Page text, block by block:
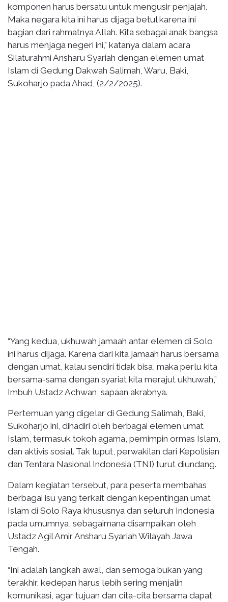
komponen harus bersatu untuk mengusir penjajah.
Maka negara kita ini harus dijaga betul karena ini
bagian dari rahmatnya Allah. Kita sebagai anak bangsa
harus menjaga negeri ini,” katanya dalam acara
Silaturahmi Ansharu Syariah dengan elemen umat
Islam di Gedung Dakwah Salimah, Waru, Baki,
Sukoharjo pada Ahad, (2/2/2025).
“Yang kedua, ukhuwah jamaah antar elemen di Solo
ini harus dijaga. Karena dari kita jamaah harus bersama
dengan umat, kalau sendiri tidak bisa, maka perlu kita
bersama-sama dengan syariat kita merajut ukhuwah,”
Imbuh Ustadz Achwan, sapaan akrabnya.
Pertemuan yang digelar di Gedung Salimah, Baki,
Sukoharjo ini, dihadiri oleh berbagai elemen umat
Islam, termasuk tokoh agama, pemimpin ormas Islam,
dan aktivis sosial. Tak luput, perwakilan dari Kepolisian
dan Tentara Nasional Indonesia (TNI) turut diundang.
Dalam kegiatan tersebut, para peserta membahas
berbagai isu yang terkait dengan kepentingan umat
Islam di Solo Raya khususnya dan seluruh Indonesia
pada umumnya, sebagaimana disampaikan oleh
Ustadz Agil Amir Ansharu Syariah Wilayah Jawa
Tengah.
“Ini adalah langkah awal, dan semoga bukan yang
terakhir, kedepan harus lebih sering menjalin
komunikasi, agar tujuan dan cita-cita bersama dapat